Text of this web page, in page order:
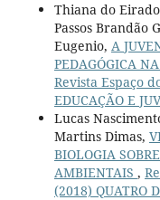
Thiana do
Passos Brandão
Eugenio, A
PEDAGÓGICA
Revista Espaço
EDUCAÇÃO E
Lucas
Martins Dimas,
BIOLOGIA
AMBIENTAIS ,
(2018) QUATRO